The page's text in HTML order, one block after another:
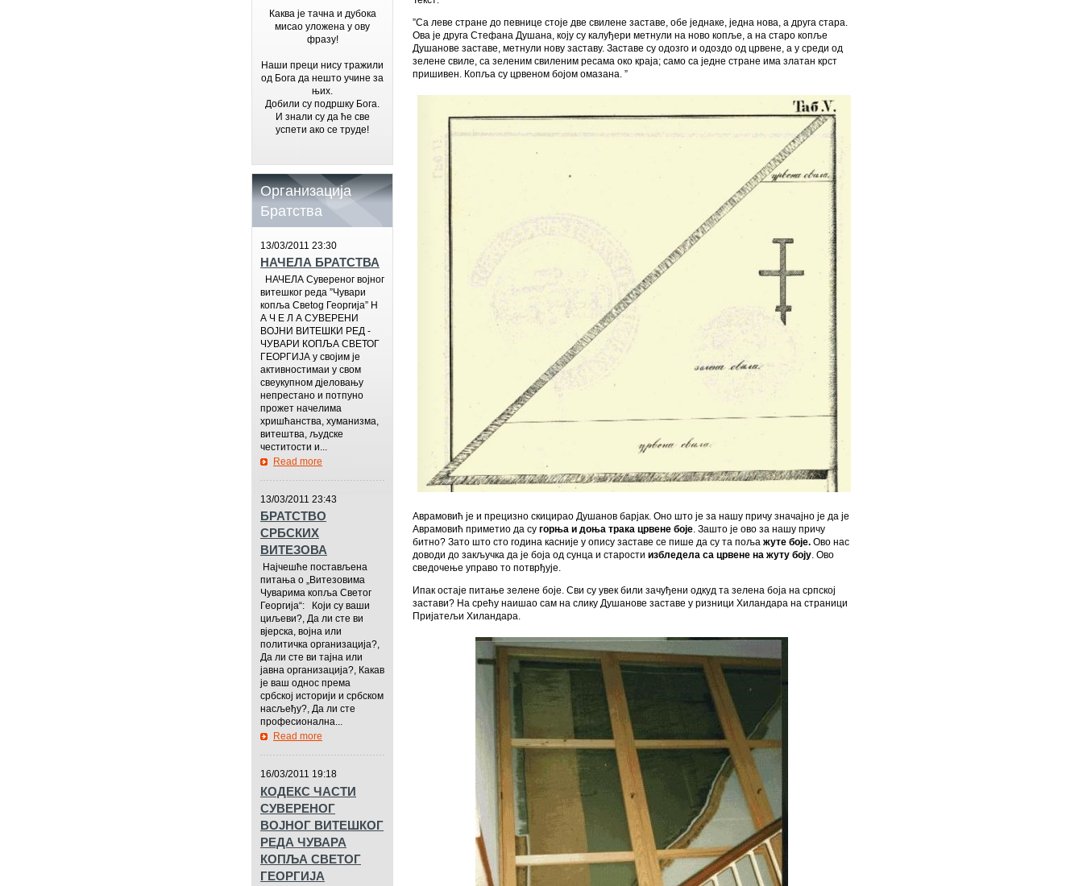
”Са леве стране до певнице стоје две свилене заставе, обе једнаке, једна нова, а друга стара.
Ова је друга Стефана Душана, коју су калуђери метнули на ново копље, а на старо копље
Душанове заставе, метнули нову заставу. Заставе су одозго и одоздо од црвене, а у среди од
зелене свиле, са зеленим свиленим ресама око краја; само са једне стране има златан крст
пришивен. Копља су црвеном бојом омазана. ”
Аврамовић је и прецизно скицирао Душанов барјак. Оно што је за нашу причу значајно је да је
Аврамовић приметио да су горња и доња трака црвене боје . Зашто је ово за нашу причу
битно? Зато што сто година касније у опису заставе се пише да су та поља жуте боје. Ово нас
доводи до закључка да је боја од сунца и старости избледела са црвене на жуту боју . Ово
сведочење управо то потврђује.
Ипак остаје питање зелене боје. Сви су увек били зачуђени одкуд та зелена боја на српској
застави? На срећу наишао сам на слику Душанове заставе у ризници Хиландара на страници
Пријатељи Хиландара.
Каква је тачна и дубока
мисао уложена у ову
фразу!
Наши преци нису тражили
од Бога да нешто учине за
њих.
Добили су подршку Бога.
И знали су да ће све
успети ако се труде!
Организација
Братства
13/03/2011 23:30
НАЧЕЛА БРАТСТВА
НАЧЕЛА Сувереног војног
витешког реда ”Чувари
копља Свetog Георгија” Н
А Ч Е Л А СУВЕРЕНИ
ВОЈНИ ВИТЕШКИ РЕД -
ЧУВАРИ КОПЉА СВЕТОГ
ГЕОРГИЈА у својим је
активностимаи у свом
свеукупном дјеловању
непрестано и потпуно
прожет начелима
хришћанства, хуманизма,
витештва, људске
честитости и...
Read more
13/03/2011 23:43
БРАТСТВО
СРБСКИХ
ВИТЕЗОВА
Најчешће постављена
питања о „Витезовима
Чуварима копља Светог
Георгија“: Који су ваши
циљеви?, Да ли сте ви
вјерска, војна или
политичка организација?,
Да ли сте ви тајна или
јавна организација?, Какав
је ваш однос према
србској историји и србском
насљеђу?, Да ли сте
професионална...
Read more
16/03/2011 19:18
КОДЕКС ЧАСТИ
СУВЕРЕНОГ
ВОЈНОГ ВИТЕШКОГ
РЕДА ЧУВАРА
КОПЉА СВЕТОГ
ГЕОРГИЈА